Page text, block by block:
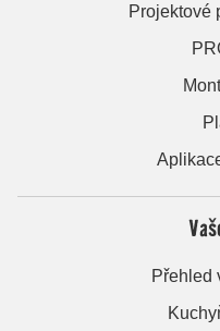
Projektové
Přehled